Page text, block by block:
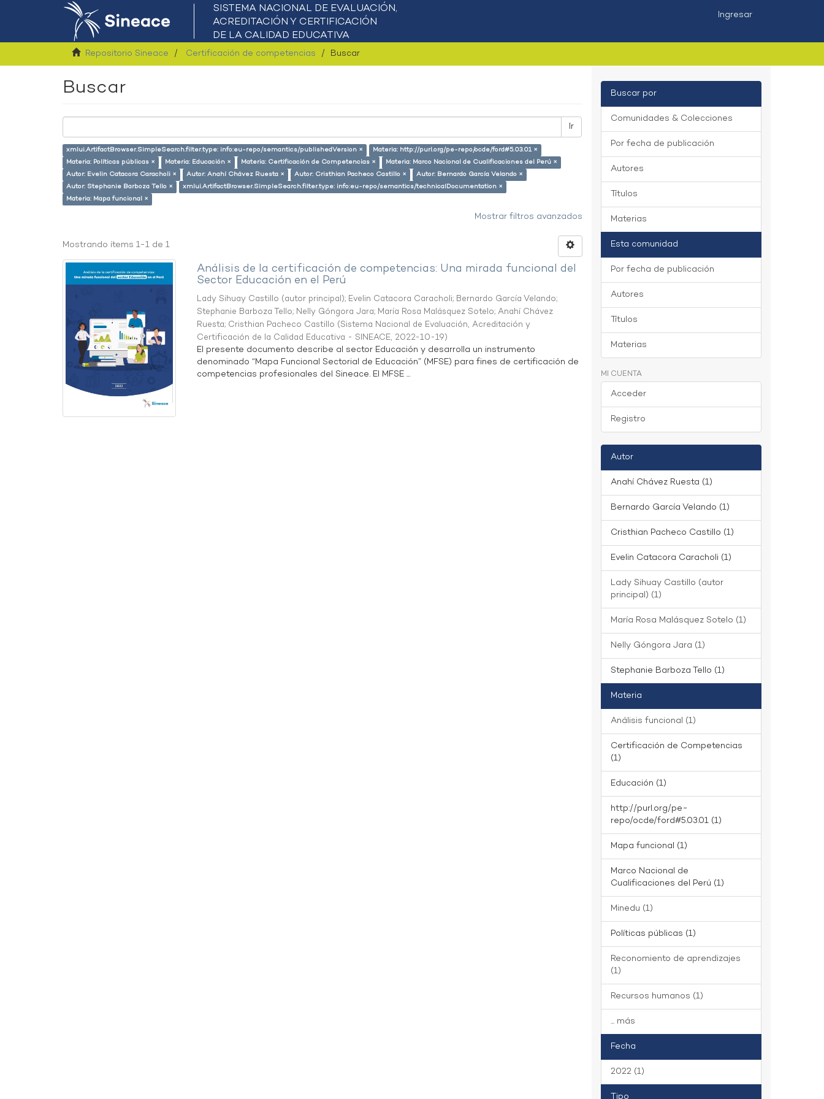
Ingresar
Repositorio Sineace Certificación de competencias Buscar
Buscar
Ir
xmlui.ArtifactBrowser.SimpleSearch.filter.type: info:eu-repo/semantics/publishedVersion ×
Materia: http://purl.org/pe-repo/ocde/ford#5.03.01 ×
Materia: Políticas públicas ×
Materia: Educación × Materia: Certificación de Competencias ×
Materia: Marco Nacional de Cualificaciones del Perú ×
Autor: Evelin Catacora Caracholi ×
Autor: Anahí Chávez Ruesta × Autor: Cristhian Pacheco Castillo ×
Autor: Bernardo García Velando ×
Autor: Stephanie Barboza Tello ×
xmlui.ArtifactBrowser.SimpleSearch.filter.type: info:eu-repo/semantics/technicalDocumentation ×
Materia: Mapa funcional ×
Mostrar filtros avanzados
Mostrando ítems 1-1 de 1
Análisis de la certificación de competencias: Una mirada funcional del
Sector Educación en el Perú
Lady Sihuay Castillo (autor principal); Evelin Catacora Caracholi; Bernardo García Velando;
Stephanie Barboza Tello; Nelly Góngora Jara; María Rosa Malásquez Sotelo;Anahí Chávez
Ruesta; Cristhian Pacheco Castillo (Sistema Nacional de Evaluación, Acreditación y
Certificación de la Calidad Educativa - SINEACE, 2022-10-19)
El presente documento describe al sector Educación y desarrolla un instrumento
denominado “Mapa Funcional Sectorial de Educación” (MFSE) para fines de certificación de
competencias profesionales del Sineace. El MFSE ...
Buscar por
Comunidades & Colecciones
Por fecha de publicación
Autores
Títulos
Materias
Esta comunidad
Por fecha de publicación
Autores
Títulos
Materias
MI CUENTA
Acceder
Registro
Autor
Anahí Chávez Ruesta (1)
Bernardo García Velando (1)
Cristhian Pacheco Castillo (1)
Evelin Catacora Caracholi (1)
Lady Sihuay Castillo (autor
principal) (1)
María Rosa Malásquez Sotelo (1)
Nelly Góngora Jara (1)
Stephanie Barboza Tello (1)
Materia
Análisis funcional (1)
Certificación de Competencias
(1)
Educación (1)
http://purl.org/pe-
repo/ocde/ford#5.03.01 (1)
Mapa funcional (1)
Marco Nacional de
Cualificaciones del Perú (1)
Minedu (1)
Políticas públicas (1)
Reconomiento de aprendizajes
(1)
Recursos humanos (1)
... más
Fecha
2022 (1)